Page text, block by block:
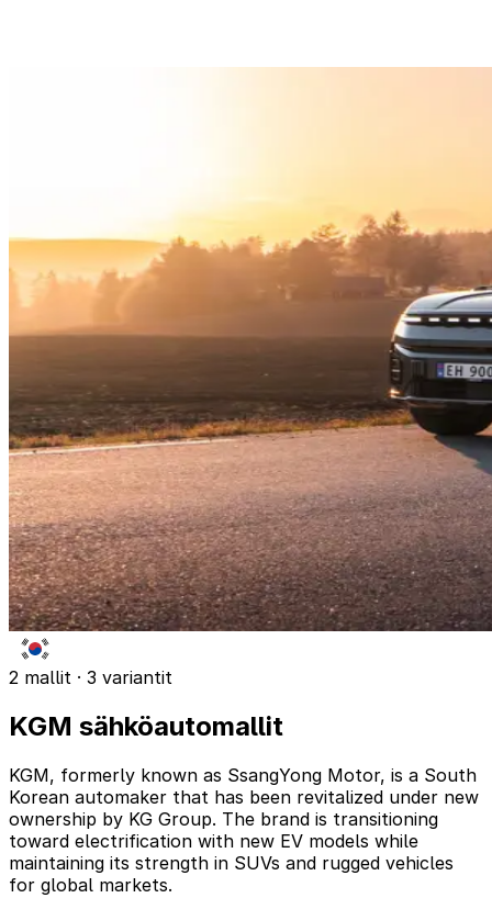
2 mallit · 3 variantit
KGM sähköautomallit
KGM, formerly known as SsangYong Motor, is a South
Korean automaker that has been revitalized under new
ownership by KG Group. The brand is transitioning
toward electrification with new EV models while
maintaining its strength in SUVs and rugged vehicles
for global markets.